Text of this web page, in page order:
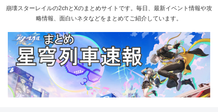
崩壊スターレイルの2chとXのまとめサイトです。毎日、最新イベント情報や攻
略情報、面白いネタなどをまとめてご紹介しています。